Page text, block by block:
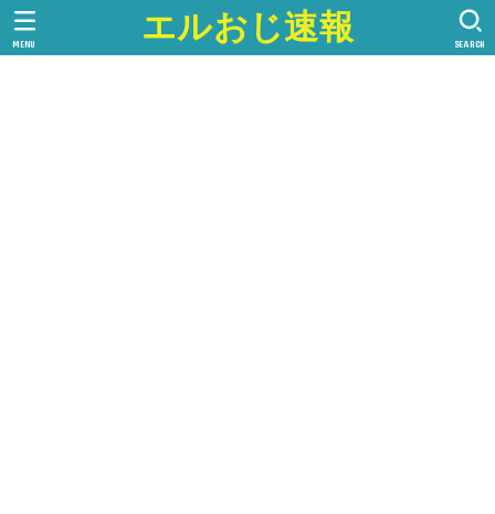
エルおじ速報 SEARCH
MENU